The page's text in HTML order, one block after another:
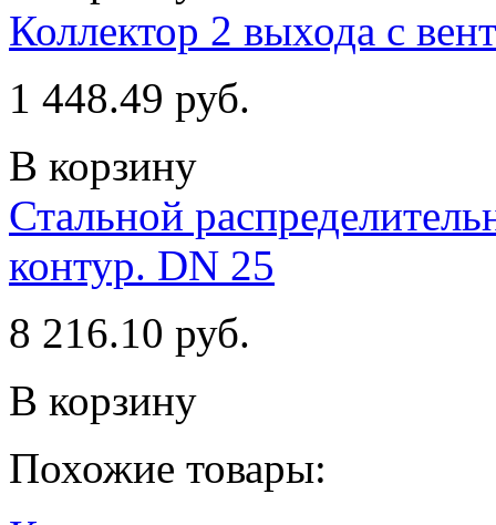
Коллектор 2 выхода с
1 448.49 руб.
В корзину
Стальной
контур. DN 25
8 216.10 руб.
В корзину
Похожие товары: